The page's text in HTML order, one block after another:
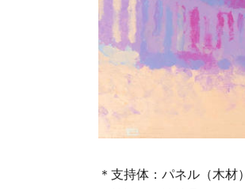
＊支持体：パネル（木材）